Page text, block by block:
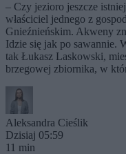
– Czy jezioro jeszcze
właściciel jednego z
Gnieźnieńskim. Akweny
Idzie się jak po sawannie.
tak Łukasz Laskowski,
brzegowej zbiornika, w
Aleksandra Cieślik
Dzisiaj 05:59
11 min